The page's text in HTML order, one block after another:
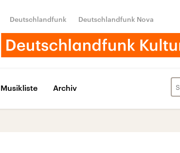
Deutschlandfunk Deutschlandfunk Nova
Musikliste Archiv